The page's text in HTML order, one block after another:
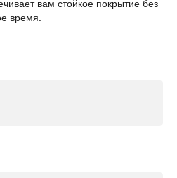
время.